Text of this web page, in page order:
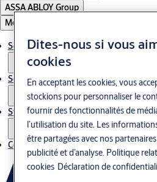
ASSA ABLOY Group
Menu
Solutions
Service
Stories
Contact
Dites-nous si vous
cookies
En acceptant les cookies, vous
stockions pour personnaliser le
fournir des fonctionnalités de
l’utilisation du site. Les
être partagées avec nos
publicité et d’analyse. Politique
cookies Déclaration de